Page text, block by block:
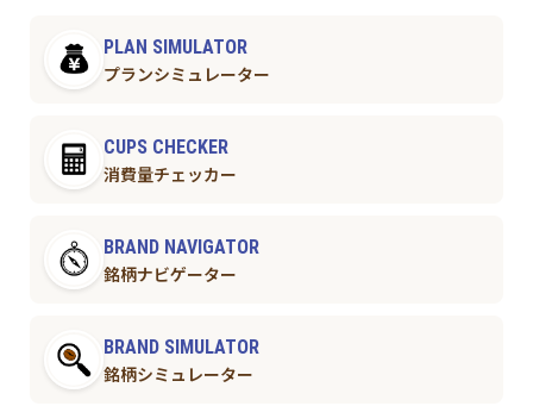
PLAN SIMULATOR
プランシミュレーター
CUPS CHECKER
消費量チェッカー
BRAND NAVIGATOR
銘柄ナビゲーター
BRAND SIMULATOR
銘柄シミュレーター